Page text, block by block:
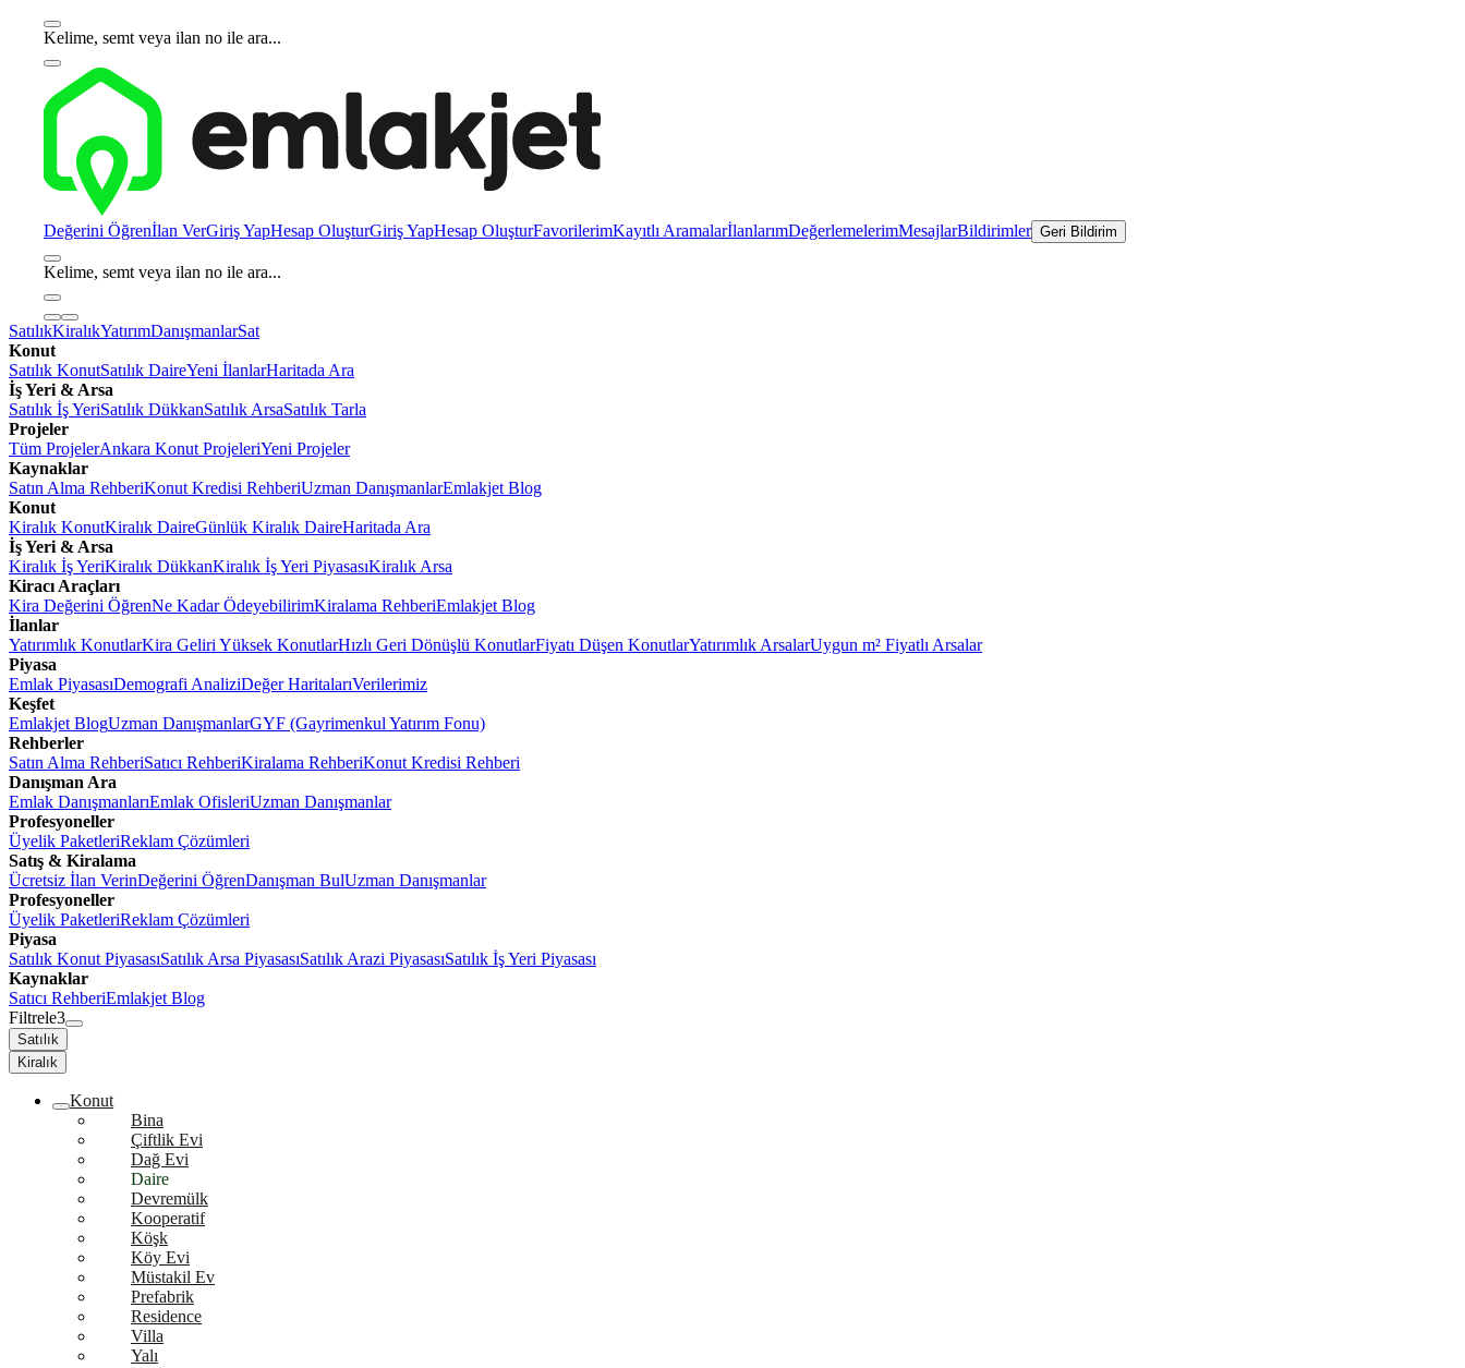
Kelime, semt veya ilan no ile ara...
Değerini Öğrenİlan VerGiriş YapHesap OluşturGiriş YapHesap OluşturFavorilerimKayıtlı AramalarİlanlarımDeğerlemelerimMesajlarBildirimler Geri Bildirim
Kelime, semt veya ilan no ile ara...
SatılıkKiralıkYatırımDanışmanlarSat
Konut
Satılık KonutSatılık DaireYeni İlanlarHaritada Ara
İş Yeri & Arsa
Satılık İş YeriSatılık DükkanSatılık ArsaSatılık Tarla
Projeler
Tüm ProjelerAnkara Konut ProjeleriYeni Projeler
Kaynaklar
Satın Alma RehberiKonut Kredisi RehberiUzman DanışmanlarEmlakjet Blog
Konut
Kiralık KonutKiralık DaireGünlük Kiralık DaireHaritada Ara
İş Yeri & Arsa
Kiralık İş YeriKiralık DükkanKiralık İş Yeri PiyasasıKiralık Arsa
Kiracı Araçları
Kira Değerini ÖğrenNe Kadar ÖdeyebilirimKiralama RehberiEmlakjet Blog
İlanlar
Yatırımlık KonutlarKira Geliri Yüksek KonutlarHızlı Geri Dönüşlü KonutlarFiyatı Düşen KonutlarYatırımlık ArsalarUygun m² Fiyatlı Arsalar
Piyasa
Emlak PiyasasıDemografi AnaliziDeğer HaritalarıVerilerimiz
Keşfet
Emlakjet BlogUzman DanışmanlarGYF (Gayrimenkul Yatırım Fonu)
Rehberler
Satın Alma RehberiSatıcı RehberiKiralama RehberiKonut Kredisi Rehberi
Danışman Ara
Emlak DanışmanlarıEmlak OfisleriUzman Danışmanlar
Profesyoneller
Üyelik PaketleriReklam Çözümleri
Satış & Kiralama
Ücretsiz İlan VerinDeğerini ÖğrenDanışman BulUzman Danışmanlar
Profesyoneller
Üyelik PaketleriReklam Çözümleri
Piyasa
Satılık Konut PiyasasıSatılık Arsa PiyasasıSatılık Arazi PiyasasıSatılık İş Yeri Piyasası
Kaynaklar
Satıcı RehberiEmlakjet Blog
Filtrele3
Satılık
Kiralık
Konut
Bina
Çiftlik Evi
Dağ Evi
Daire
Devremülk
Kooperatif
Köşk
Köy Evi
Müstakil Ev
Prefabrik
Residence
Villa
Yalı